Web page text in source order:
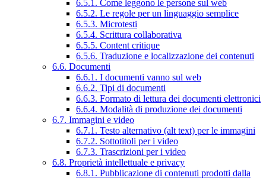
6.5.1. Come leggono le persone sul web
6.5.2. Le regole per un linguaggio semplice
6.5.3. Microtesti
6.5.4. Scrittura collaborativa
6.5.5. Content critique
6.5.6. Traduzione e localizzazione dei contenuti
6.6. Documenti
6.6.1. I documenti vanno sul web
6.6.2. Tipi di documenti
6.6.3. Formato di lettura dei documenti elettronici
6.6.4. Modalità di produzione dei documenti
6.7. Immagini e video
6.7.1. Testo alternativo (alt text) per le immagini
6.7.2. Sottotitoli per i video
6.7.3. Trascrizioni per i video
6.8. Proprietà intellettuale e privacy
6.8.1. Pubblicazione di contenuti prodotti dalla